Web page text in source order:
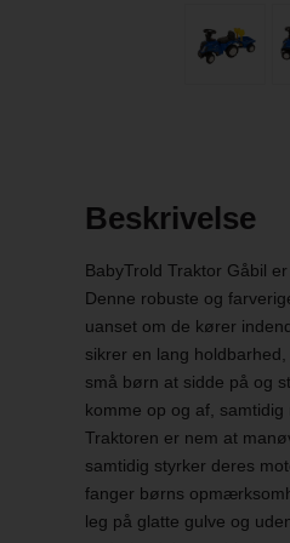
Beskrivelse
BabyTrold Traktor Gåbil
Denne robuste og
uanset om de kører
sikrer en lang
små børn at sidde på og
komme op og af,
Traktoren er nem at
samtidig styrker deres
fanger børns
leg på glatte gulve og